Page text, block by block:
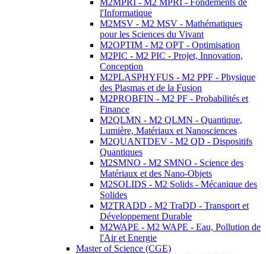
M2MPRI - M2 MPRI - Fondements de
l'Informatique
M2MSV - M2 MSV - Mathématiques
pour les Sciences du Vivant
M2OPTIM - M2 OPT - Optimisation
M2PIC - M2 PIC - Projet, Innovation,
Conception
M2PLASPHYFUS - M2 PPF - Physique
des Plasmas et de la Fusion
M2PROBFIN - M2 PF - Probabilités et
Finance
M2QLMN - M2 QLMN - Quantique,
Lumière, Matériaux et Nanosciences
M2QUANTDEV - M2 QD - Dispositifs
Quantiques
M2SMNO - M2 SMNO - Science des
Matériaux et des Nano-Objets
M2SOLIDS - M2 Solids - Mécanique des
Solides
M2TRADD - M2 TraDD - Transport et
Développement Durable
M2WAPE - M2 WAPE - Eau, Pollution de
l'Air et Energie
Master of Science (CGE)